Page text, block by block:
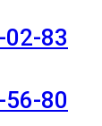
83
80